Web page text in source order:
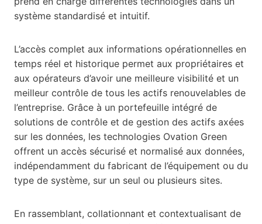
système standardisé et intuitif.
L’accès complet aux informations opérationnelles en
temps réel et historique permet aux propriétaires et
aux opérateurs d’avoir une meilleure visibilité et un
meilleur contrôle de tous les actifs renouvelables de
l’entreprise. Grâce à un portefeuille intégré de
solutions de contrôle et de gestion des actifs axées
sur les données, les technologies Ovation Green
offrent un accès sécurisé et normalisé aux données,
indépendamment du fabricant de l’équipement ou du
type de système, sur un seul ou plusieurs sites.
En rassemblant, collationnant et contextualisant de